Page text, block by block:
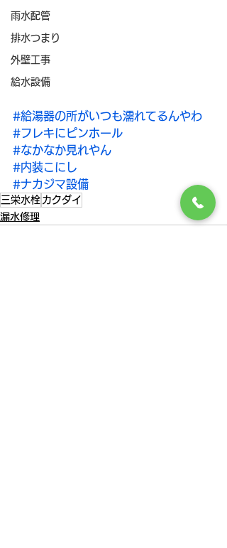
雨水配管
排水つまり
外壁工事
給水設備
#給湯器の所がいつも濡れてるんやわ
#フレキにピンホール
#なかなか見れやん
#内装こにし
#ナカジマ設備
三栄水栓 カクダイ
漏水修理